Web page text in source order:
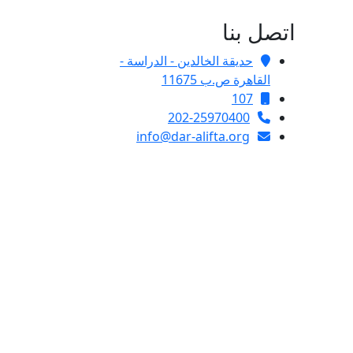
اتصل بنا
حديقة الخالدين - الدراسة -
القاهرة ص.ب 11675
107
202-25970400
info@dar-alifta.org